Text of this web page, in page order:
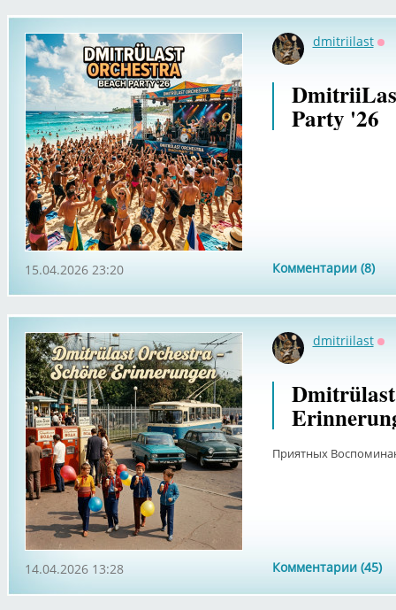
dmitriilast
Party '26
Комментарии (8)
15.04.2026 23:20
dmitriilast
Приятных
Комментарии (45)
14.04.2026 13:28